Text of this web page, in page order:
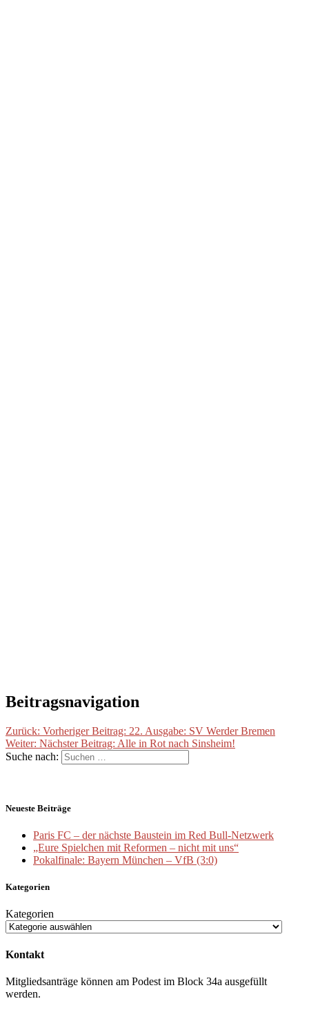
Beitragsnavigation
Zurück: Vorheriger Beitrag: 22. Ausgabe: SV Werder Bremen
Weiter: Nächster Beitrag: Alle in Rot nach Sinsheim!
Suche nach:
Neueste Beiträge
Paris FC – der nächste Baustein im Red Bull-Netzwerk
„Eure Spielchen mit Reformen – nicht mit uns“
Pokalfinale: Bayern München – VfB (3:0)
Kategorien
Kategorien
Kontakt
Mitgliedsanträge können am Podest im Block 34a ausgefüllt
werden.